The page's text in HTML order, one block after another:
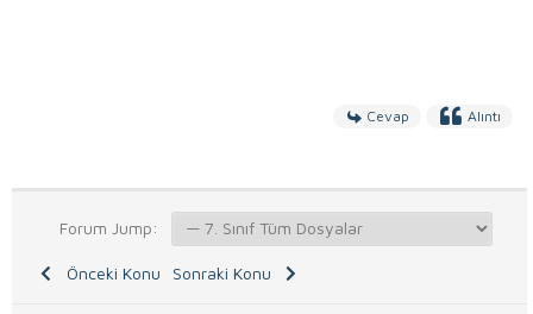
Cevap Alıntı
Forum Jump:
Önceki Konu Sonraki Konu